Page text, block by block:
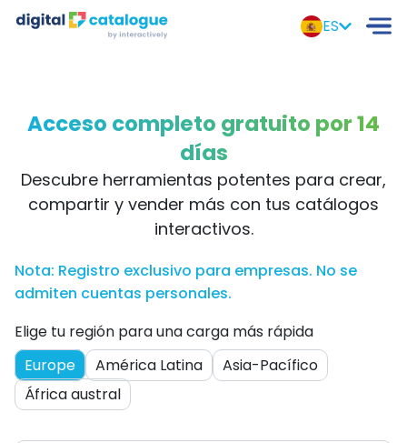
ES
Acceso completo gratuito por 14
días
Descubre herramientas potentes para crear,
compartir y vender más con tus catálogos
interactivos.
Nota: Registro exclusivo para empresas. No se
admiten cuentas personales.
Elige tu región para una carga más rápida
Europe
América Latina
Asia-Pacífico
África austral